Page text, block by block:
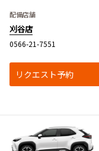
配備店舗
刈谷店
0566-21-7551
リクエスト予約